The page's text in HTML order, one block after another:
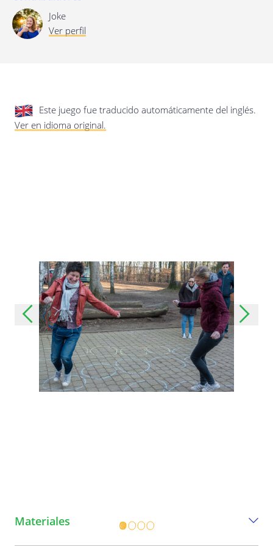
Joke
Ver perfil
Este juego fue traducido automáticamente del inglés.
Ver en idioma original.
Materiales
Última actualización: 17/01/2020